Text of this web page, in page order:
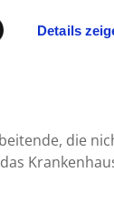
Details
die